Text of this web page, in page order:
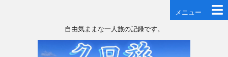
メニュー
自由気ままな一人旅の記録です。